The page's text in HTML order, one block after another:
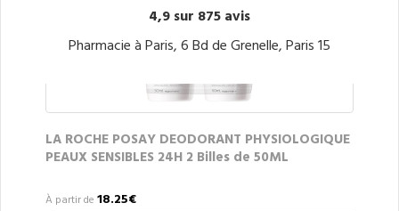
4,9 sur 875 avis
Pharmacie à Paris, 6 Bd de Grenelle, Paris 15
LA ROCHE POSAY DEODORANT PHYSIOLOGIQUE
PEAUX SENSIBLES 24H 2 Billes de 50ML
À partir de 18.25€